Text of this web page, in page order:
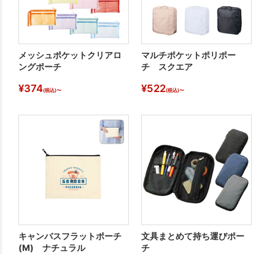
メッシュポケットクリアロ
ングポーチ
¥374(税込)〜
マルチポケットポリポー
チ スクエア
¥522(税込)〜
キャンバスフラットポーチ
(M) ナチュラル
文具まとめて持ち運びポー
チ